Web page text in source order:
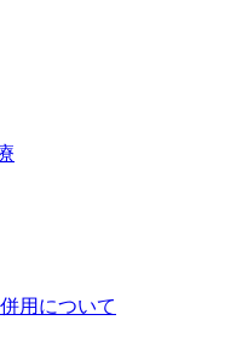
用について